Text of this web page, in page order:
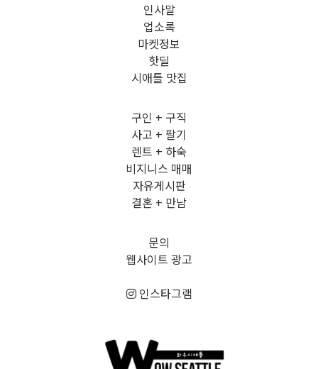
인사말
업소록
마켓정보
핫딜
시애틀 맛집
구인 + 구직
사고 + 팔기
렌트 + 하숙
비지니스 매매
자유게시판
결혼 + 만남
문의
웹사이트 광고
인스타그램